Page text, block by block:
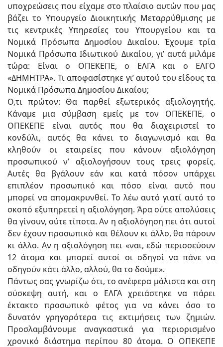
υποχρεώσεις που είχαμε στο πλαίσιο αυτών που μας
βάζει το Υπουργείο Διοικητικής Μεταρρύθμισης με
τις κεντρικές Υπηρεσίες του Υπουργείου και τα
Νομικά Πρόσωπα Δημοσίου Δικαίου. Έχουμε τρία
Νομικά Πρόσωπα Ιδιωτικού Δικαίου, γι’ αυτά μιλάμε
τώρα: Είναι ο ΟΠΕΚΕΠΕ, ο ΕΛΓΑ και ο ΕΛΓΟ
«ΔΗΜΗΤΡΑ». Τι αποφασίστηκε γι’ αυτού του είδους τα
Νομικά Πρόσωπα Δημοσίου Δικαίου;
Ο,τι πρώτον: Θα παρθεί εξωτερικός αξιολογητής.
Κάναμε μια σύμβαση εμείς με τον ΟΠΕΚΕΠΕ, ο
ΟΠΕΚΕΠΕ είναι αυτός που θα διαχειριστεί το
κονδύλι, αυτός θα κάνει το διαγωνισμό και θα
κληθούν οι εταιρείες που κάνουν αξιολόγηση
προσωπικού ν’ αξιολογήσουν τους τρεις φορείς.
Αυτές θα βγάλουν εάν και κατά πόσον υπάρχει
επιπλέον προσωπικό και πόσο είναι αυτό που
μπορεί να απομακρυνθεί. Το λέω αυτό γιατί αυτό το
σκοπό εξυπηρετεί η αξιολόγηση. Άρα ούτε απολύσεις
θα γίνουν, ούτε τίποτα. Αν η αξιολόγηση πει ότι αυτοί
δεν έχουν προσωπικό και θέλουν κι άλλο, θα πάρουν
κι άλλο. Αν η αξιολόγηση πει «ναι, εδώ περισσεύουν
12 άτομα και μπορεί αυτοί οι οδηγοί να πάνε να
οδηγούν κάτι άλλο, αλλού, θα το δούμε».
Πάντως σας γνωρίζω ότι, το ανέφερα μάλιστα και στη
σύσκεψη αυτή, και ο ΕΛΓΑ χρειάστηκε να πάρει
έκτακτο προσωπικό φέτος για να κάνει όσο το
δυνατόν γρηγορότερα τις εκτιμήσεις των ζημιών.
Προσλαμβάνουμε αναγκαστικά για περιορισμένο
χρονικό διάστημα περίπου 80 άτομα. Ο ΟΠΕΚΕΠΕ